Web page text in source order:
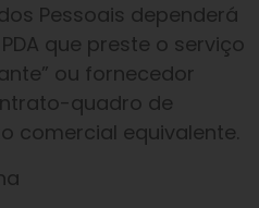
Pessoais dependerá
que preste o serviço
ou fornecedor
quadro de
comercial equivalente.